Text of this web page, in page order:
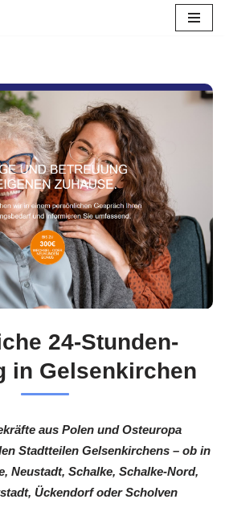
24-Stunden-
in Gelsenkirchen
aus Polen und Osteuropa
Stadtteilen Gelsenkirchens – ob in
Neustadt, Schalke, Schalke-Nord,
Ückendorf oder Scholven